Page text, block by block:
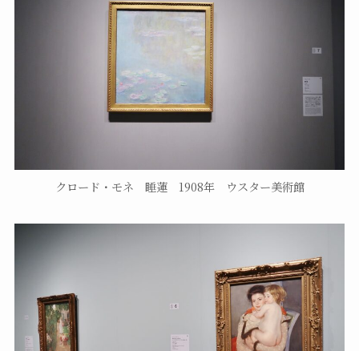
クロード・モネ 睡蓮 1908年 ウスター美術館